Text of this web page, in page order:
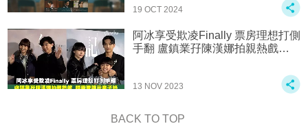
19 OCT 2024
阿冰享受欺凌Finally 票房理想打側
手翻‍️ 盧鎮業孖陳漢娜拍親熱戲…
13 NOV 2023
BACK TO TOP